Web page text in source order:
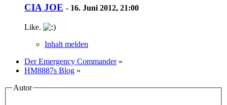
CIA JOE - 16. Juni 2012, 21:00
Like.
Inhalt melden
Der Emergency Commander »
HM8887s Blog »
Autor